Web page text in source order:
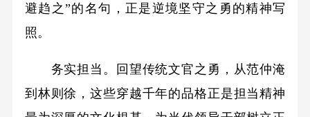
避趋之”的名句，正是逆境坚守之勇的精神写
照。
务实担当。回望传统文官之勇，从范仲淹
到林则徐，这些穿越千年的品格正是担当精神